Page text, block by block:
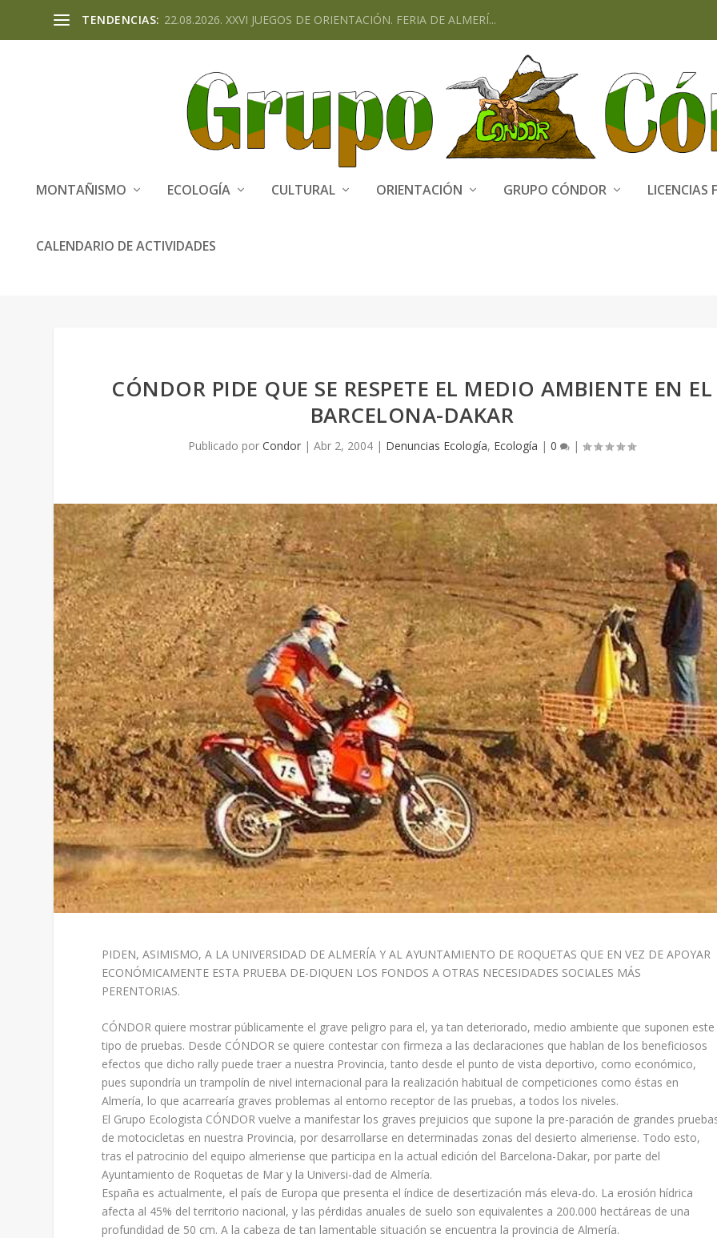
TENDENCIAS: 22.08.2026. XXVI JUEGOS DE ORIENTACIÓN. FERIA DE ALMERÍ...
MONTAÑISMO ECOLOGÍA CULTURAL ORIENTACIÓN GRUPO CÓNDOR LICENCIAS
CALENDARIO DE ACTIVIDADES
CÓNDOR PIDE QUE SE RESPETE EL MEDIO AMBIENTE EN EL
BARCELONA-DAKAR
Publicado porCondor |Abr 2, 2004 | Denuncias Ecología, Ecología |0 |
PIDEN, ASIMISMO, A LA UNIVERSIDAD DE ALMERÍA Y AL AYUNTAMIENTO DE ROQUETAS QUE EN VEZ DE APOYAR
ECONÓMICAMENTE ESTA PRUEBA DE-DIQUEN LOS FONDOS A OTRAS NECESIDADES SOCIALES MÁS
PERENTORIAS.
CÓNDOR quiere mostrar públicamente el grave peligro para el, ya tan deteriorado, medio ambiente que suponen este
tipo de pruebas. Desde CÓNDOR se quiere contestar con firmeza a las declaraciones que hablan de los beneficiosos
efectos que dicho rally puede traer a nuestra Provincia, tanto desde el punto de vista deportivo, como económico,
pues supondría un trampolín de nivel internacional para la realización habitual de competiciones como éstas en
Almería, lo que acarrearía graves problemas al entorno receptor de las pruebas, a todos los niveles.
El Grupo Ecologista CÓNDOR vuelve a manifestar los graves prejuicios que supone la pre-paración de grandes
de motocicletas en nuestra Provincia, por desarrollarse en determinadas zonas del desierto almeriense. Todo esto,
tras el patrocinio del equipo almeriense que participa en la actual edición del Barcelona-Dakar, por parte del
Ayuntamiento de Roquetas de Mar y la Universi-dad de Almería.
España es actualmente, el país de Europa que presenta el índice de desertización más eleva-do. La erosión hídrica
afecta al 45% del territorio nacional, y las pérdidas anuales de suelo son equivalentes a 200.000 hectáreas de una
profundidad de 50 cm. A la cabeza de tan lamentable situación se encuentra la provincia de Almería.